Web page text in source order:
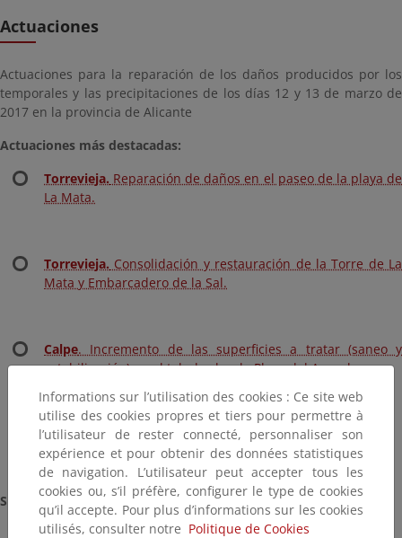
Actuaciones
Actuaciones para la reparación de los daños producidos por los
temporales y las precipitaciones de los días 12 y 13 de marzo de
2017 en la provincia de Alicante
Actuaciones más destacadas:
Torrevieja. Reparación de daños en el paseo de la playa de
La Mata.
Torrevieja. Consolidación y restauración de la Torre de La
Mata y Embarcadero de la Sal.
Calpe. Incremento de las superficies a tratar (saneo y
estabilización) en el talud sobre la Playa del Arenal.
Situación:Terminadas (2017)
Informations sur l’utilisation des cookies : Ce site web
utilise des cookies propres et tiers pour permettre à
l’utilisateur de rester connecté, personnaliser son
expérience et pour obtenir des données statistiques
de navigation. L’utilisateur peut accepter tous les
cookies ou, s’il préfère, configurer le type de cookies
qu’il accepte. Pour plus d’informations sur les cookies
utilisés, consulter notre Politique de Cookies